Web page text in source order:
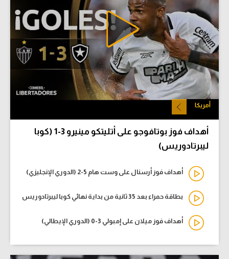
أمريكا
أهداف فوز بوتافوجو على أتليتكو مينيرو 3-1 (كوبا
ليبرتادوريس)
أهداف فوز أرسنال على وست هام 5-2 (الدوري الإنجليزي)
بطاقة حمراء بعد 35 ثانية من بداية نهائي كوبا ليبرتادوريس
أهداف فوز ميلان على إمبولي 3-0 (الدوري الإيطالي)